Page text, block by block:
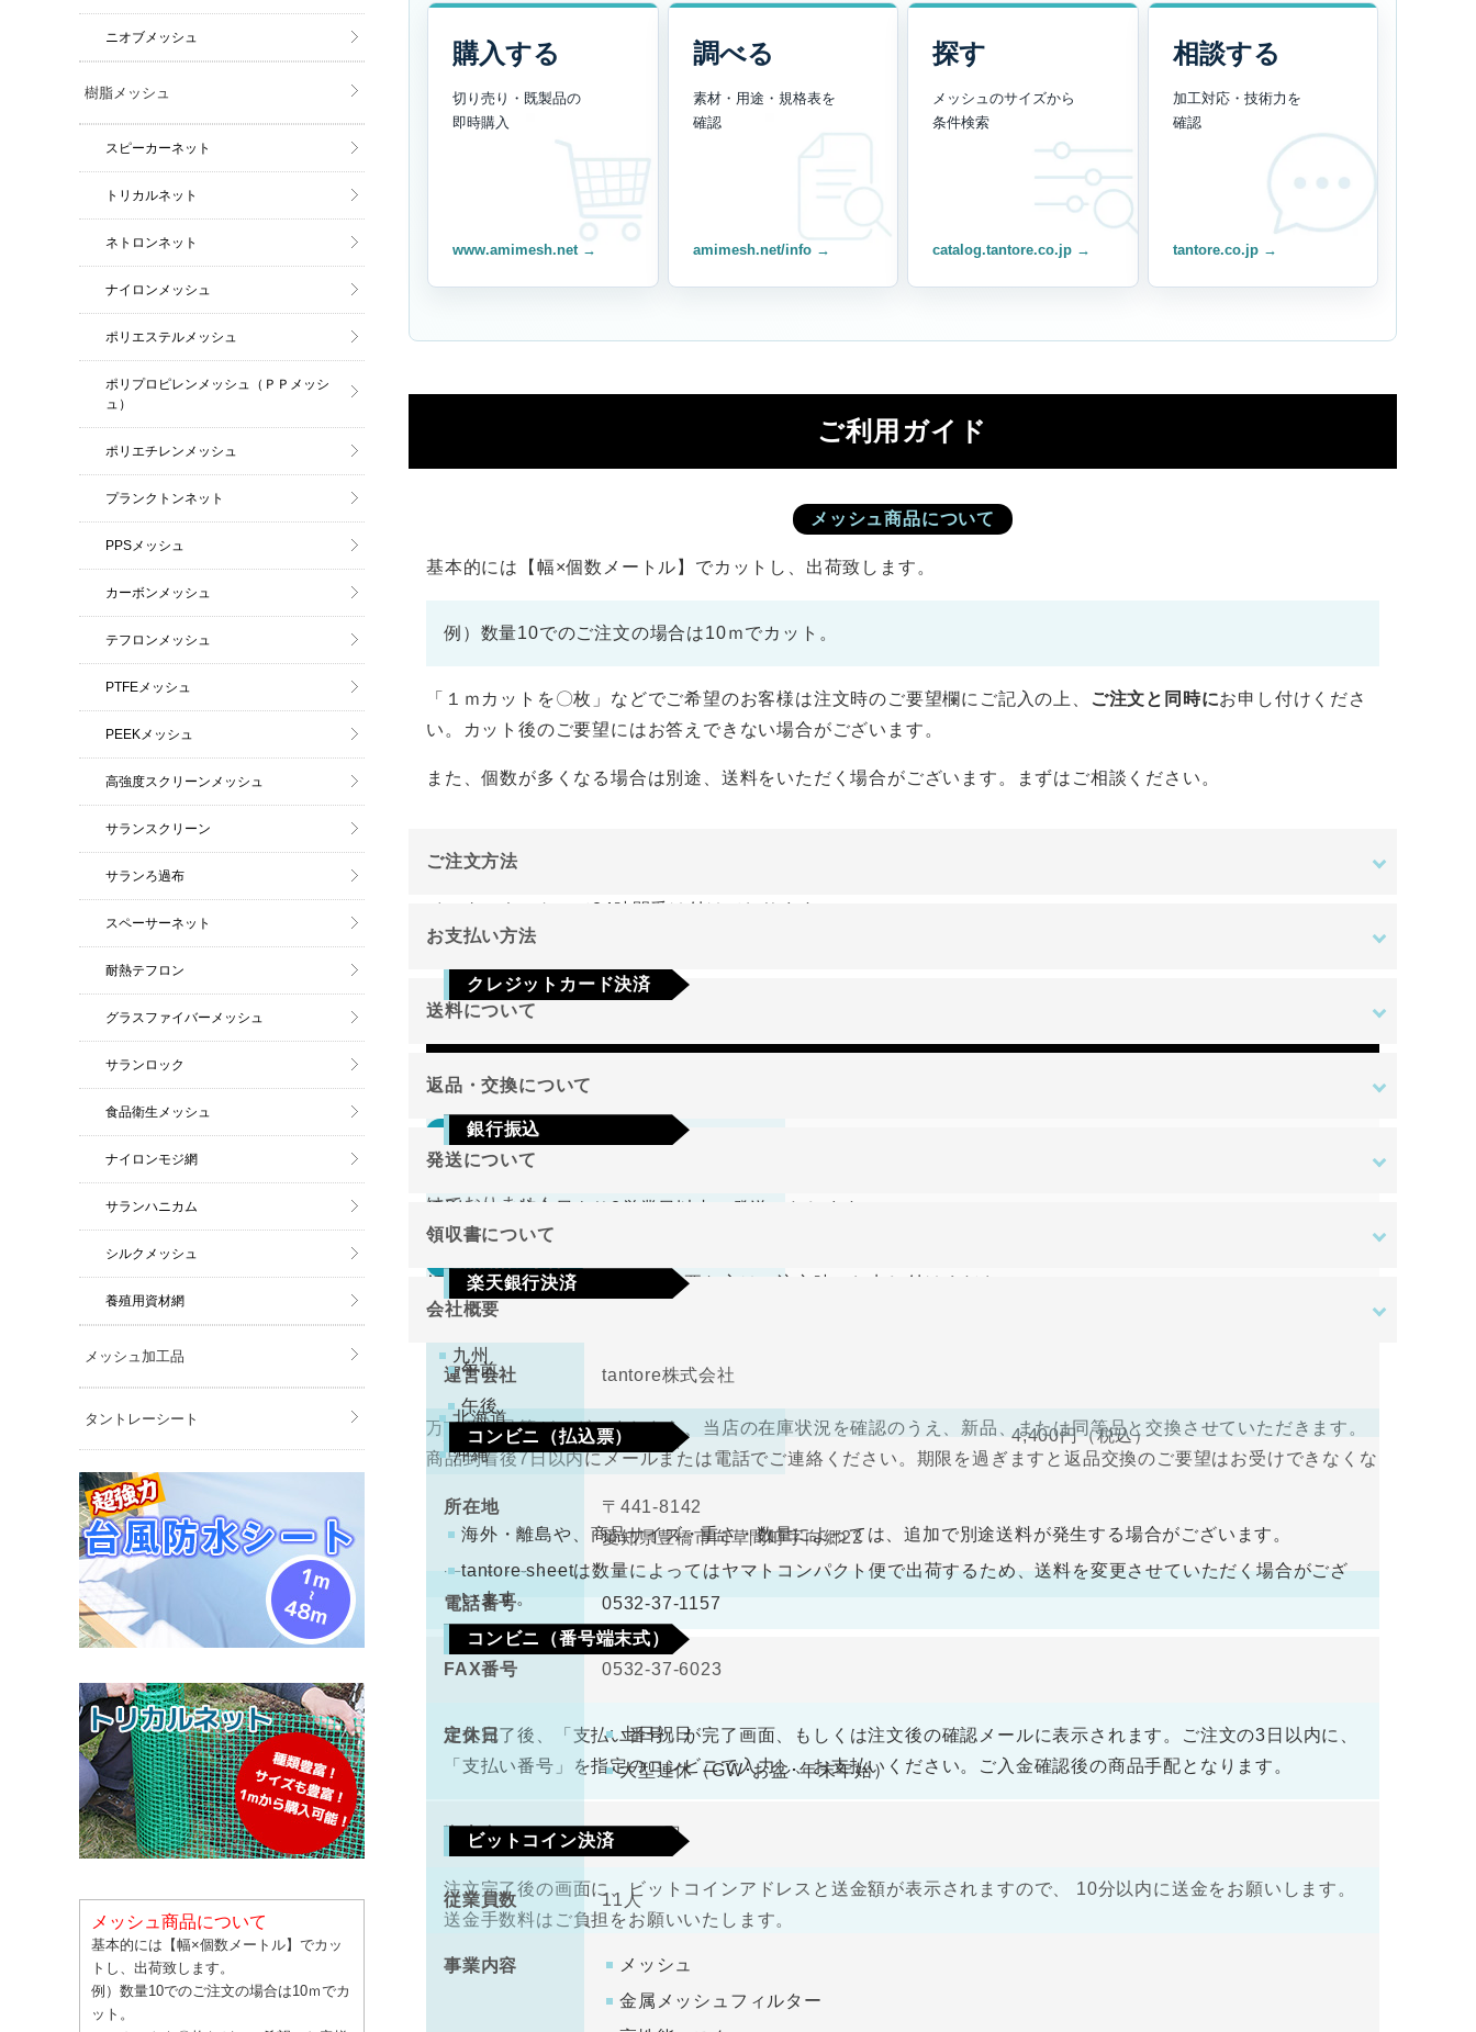
購入する
切り売り・既製品の
即時購入
www.amimesh.net →
調べる
素材・用途・規格表を
確認
amimesh.net/info →
探す
メッシュのサイズから
条件検索
catalog.tantore.co.jp →
相談する
加工対応・技術力を
確認
tantore.co.jp →
ご利用ガイド
メッシュ商品について
基本的には【幅×個数メートル】でカットし、出荷致します。
例）数量10でのご注文の場合は10ｍでカット。
「１ｍカットを〇枚」などでご希望のお客様は注文時のご要望欄にご記入の上、 ご注文と同時にお申し付けくださ
い。カット後のご要望にはお答えできない場合がございます。
また、個数が多くなる場合は別途、送料をいただく場合がございます。まずはご相談ください。
ご注文方法
インターネットにて24時間受け付けております。
お支払い方法
クレジットカード決済
Visa Mastercard JCB AMEX Diners
銀行振込
金確認後から4～5日営業日以内の商品手配となります。手数料はご負担をお願いいたします。
楽天銀行決済
ください。手数料はご負担をお願いいたします。
コンビニ（払込票）
コンビニ払込票が郵送で届きます。決済依頼日より6日以内にご入金をお願い致します。ご入金確認後の商品手
配となります。
コンビニ（番号端末式）
注文完了後、「支払い番号」が完了画面、もしくは注文後の確認メールに表示されます。ご注文の3日以内に、
「支払い番号」を指定のコンビニで入力し、お支払いください。ご入金確認後の商品手配となります。
ビットコイン決済
注文完了後の画面に、ビットコインアドレスと送金額が表示されますので、 10分以内に送金をお願いします。
送金手数料はご負担をお願いいたします。
送料について
地域
東北
関東
近畿
中国
四国
九州
北海道
沖縄
4,400円（税込）
海外・離島や、商品サイズ・重さ・数量によっては、追加で別途送料が発生する場合がございます。
tantore sheetは数量によってはヤマトコンパクト便で出荷するため、送料を変更させていただく場合がござ
います。
返品・交換について
返品期限･条件
切り売り商品やメーカー取り寄せ商品の場合、著しく商品に欠陥がある場合を除き、原則として返品交換を受け付
けておりません。
切り売り商品やメーカー取り寄せ商品の場合、著しく商品に欠陥がある場合を除き、原則として返品交換を受け付
不良品
万一不良品等がございましたら、当店の在庫状況を確認のうえ、新品、または同等品と交換させていただきます。
商品到着後7日以内にメールまたは電話でご連絡ください。期限を過ぎますと返品交換のご要望はお受けできなくな
発送について
原則として注文日より2営業日以内に発送いたします。
下記の選択肢からご希望の配送時間をご指定頂けます。
午前
午後
領収書について
領収書（納品書、請求書）が必要な方はご注文時にお申し付けください。
会社概要
運営会社 tantore株式会社
代表取締役 中河原 毅
所在地
〒441-8142
愛知県豊橋市向草間町字向郷22
電話番号 0532-37-1157
FAX番号 0532-37-6023
定休日
土日祝日
大型連休（GW･お盆･年末年始）
資本金 1000万円
従業員数 11人
事業内容
メッシュ
金属メッシュフィルター
ニオブメッシュ
樹脂メッシュ
スピーカーネット
トリカルネット
ネトロンネット
ナイロンメッシュ
ポリエステルメッシュ
ポリプロピレンメッシュ（ＰＰメッシ
ュ）
ポリエチレンメッシュ
プランクトンネット
PPSメッシュ
カーボンメッシュ
テフロンメッシュ
PTFEメッシュ
PEEKメッシュ
高強度スクリーンメッシュ
サランスクリーン
サランろ過布
スペーサーネット
耐熱テフロン
グラスファイバーメッシュ
サランロック
食品衛生メッシュ
ナイロンモジ網
サランハニカム
シルクメッシュ
養殖用資材網
メッシュ加工品
タントレーシート
メッシュ商品について
基本的には【幅×個数メートル】でカッ
トし、出荷致します。
例）数量10でのご注文の場合は10ｍでカ
ット。